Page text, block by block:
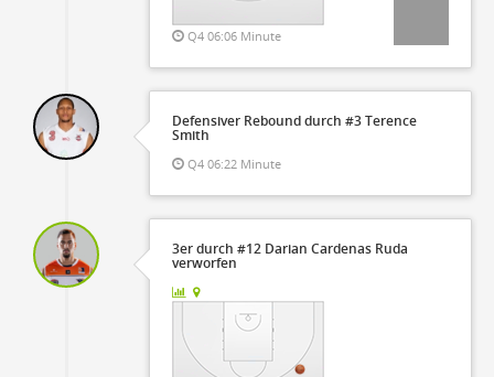
Q4 06:06 Minute
Defensiver Rebound durch #3 Terence
Smith
Q4 06:22 Minute
3er durch #12 Darian Cardenas Ruda
verworfen